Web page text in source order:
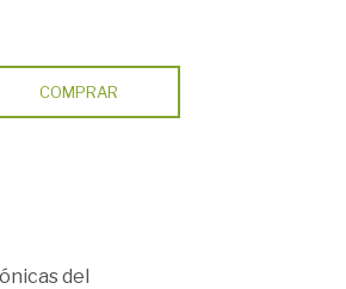
COMPRAR
del